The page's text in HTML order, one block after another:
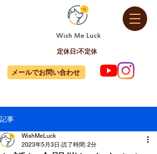
定休日:不定休
メールでお問い合わせ
記事
WishMeLuck
2023年5月3日 読了時間: 2分